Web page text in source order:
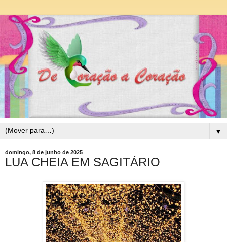
▼
domingo, 8 de junho de 2025
LUA CHEIA EM SAGITÁRIO